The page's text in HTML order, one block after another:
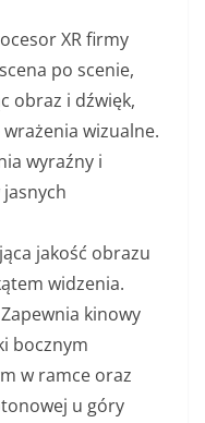
XR firmy
po scenie,
obraz i dźwięk,
wizualne.
wyraźny i
jakość obrazu
widzenia.
kinowy
bocznym
w ramce oraz
u góry